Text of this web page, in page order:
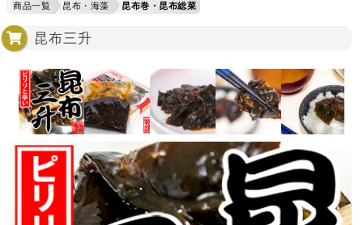
商品一覧 昆布・海藻 昆布巻・昆布総菜
昆布三升